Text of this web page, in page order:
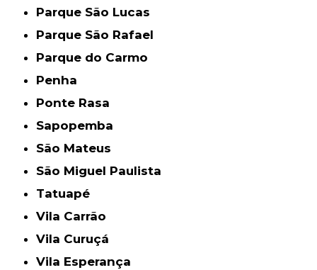
Parque São Lucas
Parque São Rafael
Parque do Carmo
Penha
Ponte Rasa
Sapopemba
São Mateus
São Miguel Paulista
Tatuapé
Vila Carrão
Vila Curuçá
Vila Esperança